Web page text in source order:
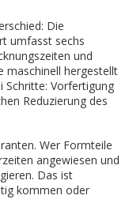
Die
umfasst sechs
und
maschinell hergestellt
Schritte: Vorfertigung
Reduzierung des
Wer Formteile
angewiesen und
Das ist
kommen oder